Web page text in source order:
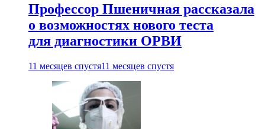
Профессор Пшеничная рассказала
о возможностях нового теста
для диагностики ОРВИ
11 месяцев спустя11 месяцев спустя